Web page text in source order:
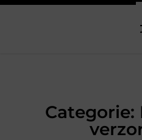
Categorie: